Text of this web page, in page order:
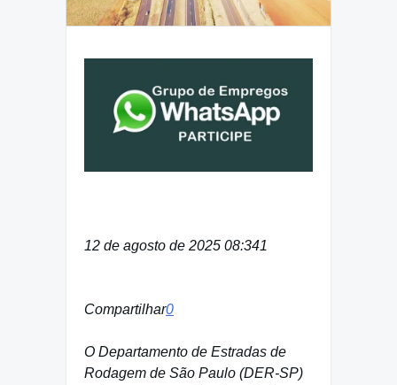
12 de agosto de 2025 08:341
Compartilhar0
O Departamento de Estradas de
Rodagem de São Paulo (DER-SP)